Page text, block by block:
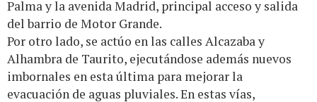
Palma y la avenida Madrid, principal acceso y salida
del barrio de Motor Grande.
Por otro lado, se actúo en las calles Alcazaba y
Alhambra de Taurito, ejecutándose además nuevos
imbornales en esta última para mejorar la
evacuación de aguas pluviales. En estas vías,